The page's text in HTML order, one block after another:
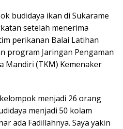
budidaya ikan di Sukarame
setelah menerima
perikanan Balai Latihan
program Jaringan Pengaman
Mandiri (TKM) Kemenaker
menjadi 26 orang
menjadi 50 kolam
ada Fadillahnya. Saya yakin